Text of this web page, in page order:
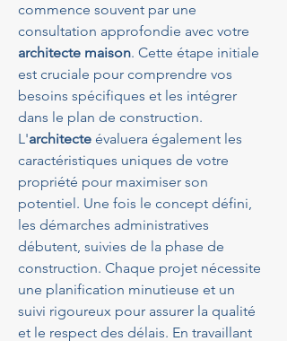
commence souvent par une
consultation approfondie avec votre
architecte maison. Cette étape initiale
est cruciale pour comprendre vos
besoins spécifiques et les intégrer
dans le plan de construction.
L'architecte évaluera également les
caractéristiques uniques de votre
propriété pour maximiser son
potentiel. Une fois le concept défini,
les démarches administratives
débutent, suivies de la phase de
construction. Chaque projet nécessite
une planification minutieuse et un
suivi rigoureux pour assurer la qualité
et le respect des délais. En travaillant